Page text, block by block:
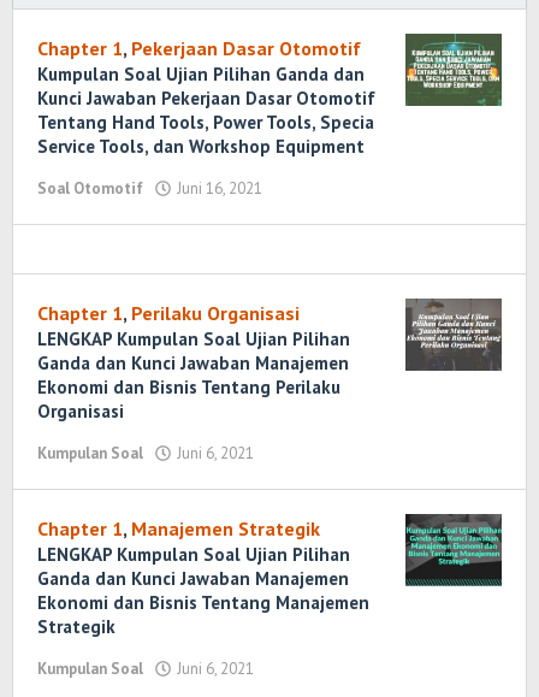
Chapter 1, Pekerjaan Dasar Otomotif
Kumpulan Soal Ujian Pilihan Ganda dan
Kunci Jawaban Pekerjaan Dasar Otomotif
Tentang Hand Tools, Power Tools, Specia
Service Tools, dan Workshop Equipment
Soal Otomotif Juni 16, 2021
Chapter 1, Perilaku Organisasi
LENGKAP Kumpulan Soal Ujian Pilihan
Ganda dan Kunci Jawaban Manajemen
Ekonomi dan Bisnis Tentang Perilaku
Organisasi
Kumpulan Soal Juni 6, 2021
Chapter 1, Manajemen Strategik
LENGKAP Kumpulan Soal Ujian Pilihan
Ganda dan Kunci Jawaban Manajemen
Ekonomi dan Bisnis Tentang Manajemen
Strategik
Kumpulan Soal Juni 6, 2021